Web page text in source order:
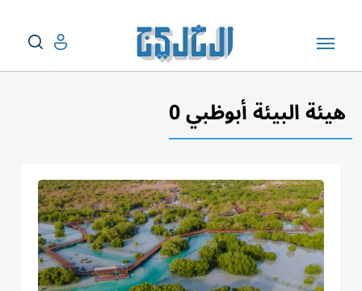
هيئة البيئة أبوظبي 0